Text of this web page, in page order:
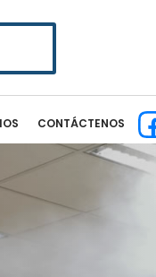
CONTÁCTENOS